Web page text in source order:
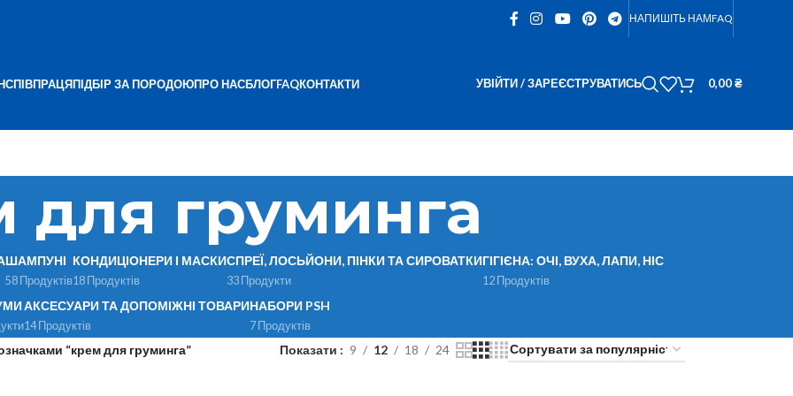
НАПИШІТЬ НАМFAQ
СПІВПРАЦЯПІДБІР ЗА ПОРОДОЮПРО НАСБЛОГFAQКОНТАКТИ УВІЙТИ / ЗАРЕЄСТРУВАТИСЬ 0,00₴
для груминга
ШАМПУНІ
58 Продуктів
КОНДИЦІОНЕРИ І МАСКИ
18 Продуктів
СПРЕЇ, ЛОСЬЙОНИ, ПІНКИ ТА СИРОВАТКИ
33 Продукти
ГІГІЄНА: ОЧІ, ВУХА, ЛАПИ, НІС
12 Продуктів
АКСЕСУАРИ ТА ДОПОМІЖНІ ТОВАРИ
14 Продуктів
НАБОРИ PSH
7 Продуктів
“крем для груминга” Показати 9 12 18 24